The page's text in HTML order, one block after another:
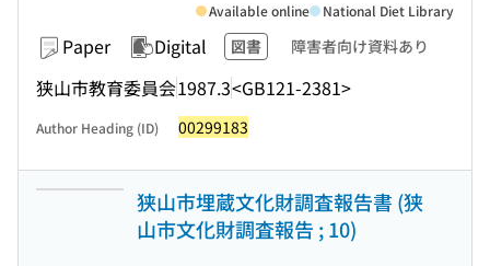
Paper Digital 図書 障害者向け資料あり
狭山市教育委員会1987.3<GB121-2381>
Available online National Diet Library
Author Heading (ID) 00299183
狭山市埋蔵文化財調査報告書 (狭
山市文化財調査報告 ; 10)